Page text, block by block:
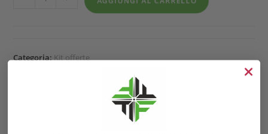
Categoria:Kit offerte